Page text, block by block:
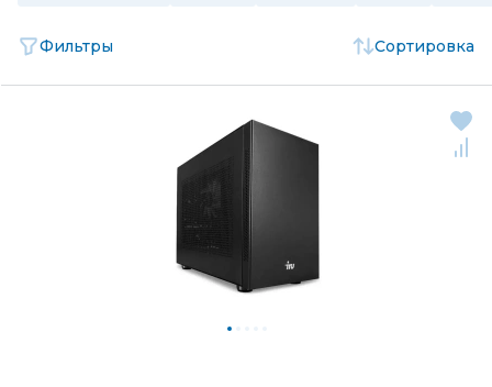
Фильтры Сортировка